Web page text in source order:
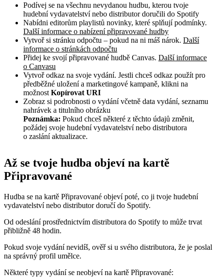
Podívej se na všechnu nevydanou hudbu, kterou tvoje
hudební vydavatelství nebo distributor doručili do Spotify
Nabídni editorům playlistů novinky, které splňují podmínky.
Další informace o nabízení připravované hudby
Vytvoř si stránku odpočtu – pokud na ni máš nárok. Další
informace o stránkách odpočtu
Přidej ke svojí připravované hudbě Canvas. Další informace
o Canvasu
Vytvoř odkaz na svoje vydání. Jestli chceš odkaz použít pro
předběžné uložení a marketingové kampaně, klikni na
možnost Kopírovat URI
Zobraz si podrobnosti o vydání včetně data vydání, seznamu
nahrávek a titulního obrázku
Poznámka: Pokud chceš některé z těchto údajů změnit,
požádej svoje hudební vydavatelství nebo distributora
o zaslání aktualizace.
Až se tvoje hudba objeví na kartě
Připravované
Hudba se na kartě Připravované objeví poté, co ji tvoje hudební
vydavatelství nebo distributor doručí do Spotify.
Od odeslání prostřednictvím distributora do Spotify to může trvat
přibližně 48 hodin.
Pokud svoje vydání nevidíš, ověř si u svého distributora, že je poslal
na správný profil umělce.
Některé typy vydání se neobjeví na kartě Připravované: